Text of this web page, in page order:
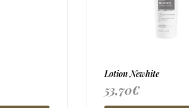
Lotion Newhite
53,70€